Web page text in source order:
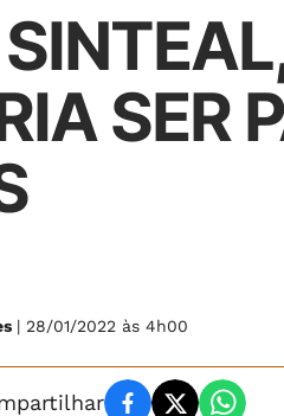
SER
| 28/01/2022 às 4h00